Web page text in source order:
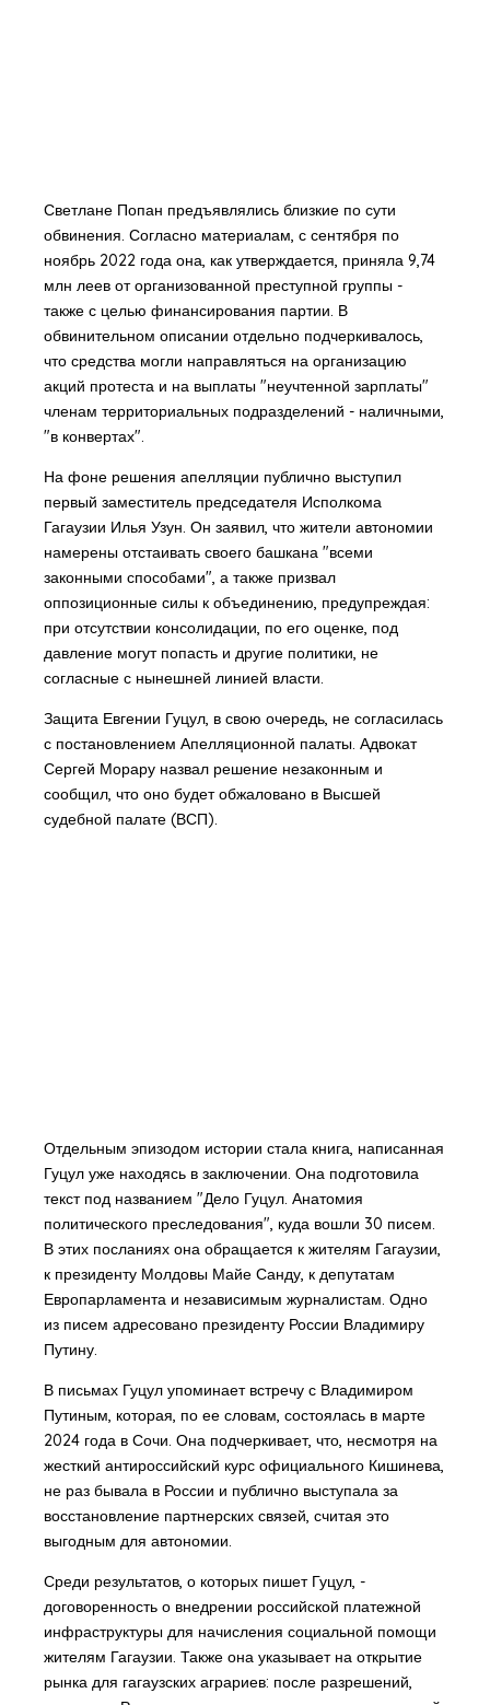
Светлане Попан предъявлялись близкие по сути
обвинения. Согласно материалам, с сентября по
ноябрь 2022 года она, как утверждается, приняла 9,74
млн леев от организованной преступной группы -
также с целью финансирования партии. В
обвинительном описании отдельно подчеркивалось,
что средства могли направляться на организацию
акций протеста и на выплаты "неучтенной зарплаты"
членам территориальных подразделений - наличными,
"в конвертах".
На фоне решения апелляции публично выступил
первый заместитель председателя Исполкома
Гагаузии Илья Узун. Он заявил, что жители автономии
намерены отстаивать своего башкана "всеми
законными способами", а также призвал
оппозиционные силы к объединению, предупреждая:
при отсутствии консолидации, по его оценке, под
давление могут попасть и другие политики, не
согласные с нынешней линией власти.
Защита Евгении Гуцул, в свою очередь, не согласилась
с постановлением Апелляционной палаты. Адвокат
Сергей Морару назвал решение незаконным и
сообщил, что оно будет обжаловано в Высшей
судебной палате (ВСП).
Отдельным эпизодом истории стала книга, написанная
Гуцул уже находясь в заключении. Она подготовила
текст под названием "Дело Гуцул. Анатомия
политического преследования", куда вошли 30 писем.
В этих посланиях она обращается к жителям Гагаузии,
к президенту Молдовы Майе Санду, к депутатам
Европарламента и независимым журналистам. Одно
из писем адресовано президенту России Владимиру
Путину.
В письмах Гуцул упоминает встречу с Владимиром
Путиным, которая, по ее словам, состоялась в марте
2024 года в Сочи. Она подчеркивает, что, несмотря на
жесткий антироссийский курс официального Кишинева,
не раз бывала в России и публично выступала за
восстановление партнерских связей, считая это
выгодным для автономии.
Среди результатов, о которых пишет Гуцул, -
договоренность о внедрении российской платежной
инфраструктуры для начисления социальной помощи
жителям Гагаузии. Также она указывает на открытие
рынка для гагаузских аграриев: после разрешений,